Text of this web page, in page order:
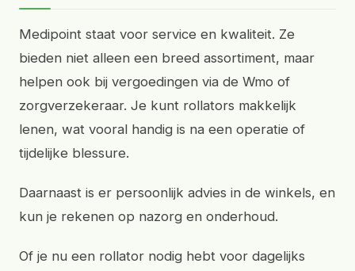
Medipoint staat voor service en kwaliteit. Ze
bieden niet alleen een breed assortiment, maar
helpen ook bij vergoedingen via de Wmo of
zorgverzekeraar. Je kunt rollators makkelijk
lenen, wat vooral handig is na een operatie of
tijdelijke blessure.
Daarnaast is er persoonlijk advies in de winkels, en
kun je rekenen op nazorg en onderhoud.
Of je nu een rollator nodig hebt voor dagelijks